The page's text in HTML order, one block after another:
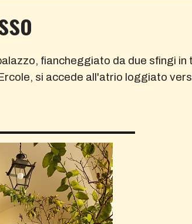
fiancheggiato da due sfingi
si accede all'atrio loggiato